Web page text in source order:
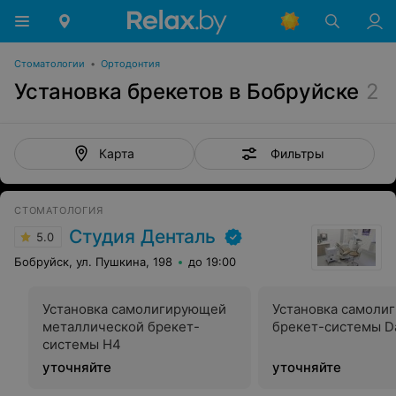
Стоматологии • Ортодонтия
Установка брекетов в Бобруйске 2
Карта Фильтры
СТОМАТОЛОГИЯ
5.0 Студия Денталь
Бобруйск, ул. Пушкина, 198 до 19:00
Установка самолигирующей
металлической брекет-
системы Н4
уточняйте
Установка
брекет-системы
уточняйте